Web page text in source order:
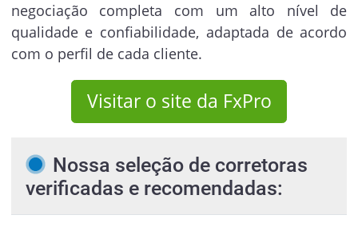
negociação completa com um alto nível de
qualidade e confiabilidade, adaptada de acordo
com o perfil de cada cliente.
Visitar o site da FxPro
Nossa seleção de corretoras
verificadas e recomendadas: